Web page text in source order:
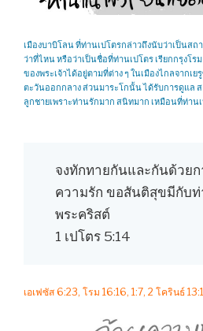
เมืองบาบิโลน ที่ท่านเปโตรกล่าวถึงนับว่าเป็นสถ
ว่าที่ไหน หรือว่าเป็นชื่อที่ท่านเปโตร เรียกกรุงโ
ของพระเจ้าได้อยู่ตามที่ต่าง ๆ ในเมืองไกลจากเย
ตะวันออกกลาง ส่วนมาระโกนั้น ได้รับการดูแล ส
ลูกชายเพราะท่านรักมาก สนิทมาก เหมือนที่ท่า
จงทักทายกันและกันด้วย
ความรัก ขอสันติสุขมีกับ
พระคริสต์
1 เปโตร 5:14
เอเฟซัส 6:23, โรม 16:16, 1:7, 2 โครินธ์